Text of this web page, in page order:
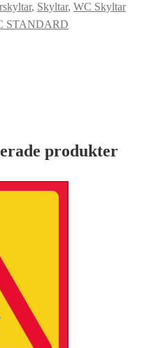
, Skyltar, WC Skyltar
STANDARD
produkter